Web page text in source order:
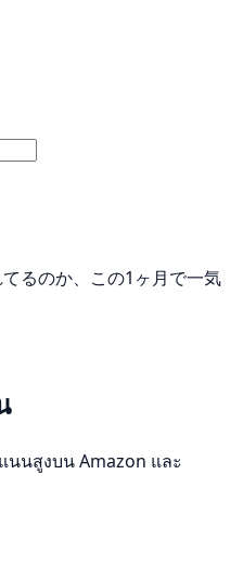
るのか、この1ヶ月で一気
นสูงบน Amazon และ